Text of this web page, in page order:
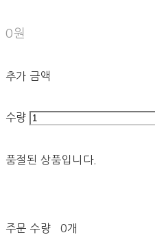
0원
추가 금액
수량
품절된 상품입니다.
주문 수량
0개